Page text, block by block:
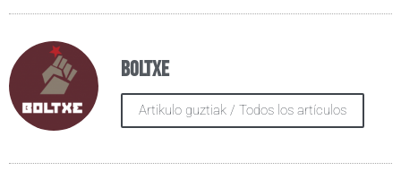
Boltxe
Artikulo guztiak / Todos los artículos